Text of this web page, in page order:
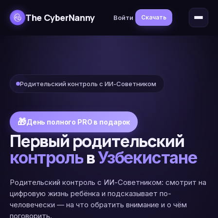
The CyberNanny Войти Скачать
Родительский контроль с ИИ-Советником
🎁День полного PRO в подарок
Первый родительский
контрольвУзбекистане
Родительский контроль с ИИ-Советником: смотрит на
цифровую жизнь ребёнка и подсказывает по-
человечески — на что обратить внимание и о чём
поговорить.